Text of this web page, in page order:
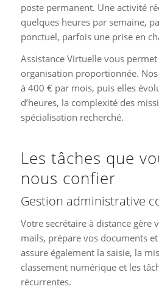
poste permanent. Une activité
quelques heures par semaine,
ponctuel, parfois une prise en
Assistance Virtuelle vous
organisation proportionnée.
à 400 € par mois, puis elles
d’heures, la complexité des
spécialisation recherché.
Les tâches que
nous confier
Gestion administrative
Votre secrétaire à distance gère
mails, prépare vos documents
assure également la saisie, la
classement numérique et les
récurrentes.